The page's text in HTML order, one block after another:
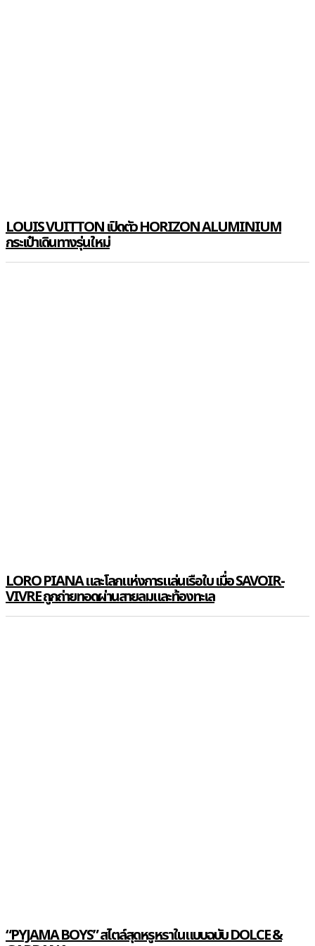
LOUIS VUITTON เปิดตัว HORIZON ALUMINIUM
กระเป๋าเดินทางรุ่นใหม่
LORO PIANA และโลกแห่งการแล่นเรือใบ เมื่อ SAVOIR-
VIVRE ถูกถ่ายทอดผ่านสายลมและท้องทะเล
“PYJAMA BOYS” สไตล์สุดหรูหราในแบบฉบับ DOLCE &